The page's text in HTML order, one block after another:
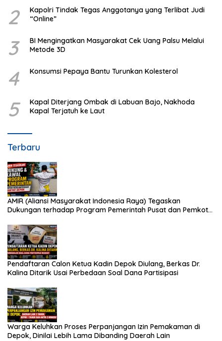
2
Kapolri Tindak Tegas Anggotanya yang Terlibat Judi
“Online”
3
BI Mengingatkan Masyarakat Cek Uang Palsu Melalui
Metode 3D
4 Konsumsi Pepaya Bantu Turunkan Kolesterol
5
Kapal Diterjang Ombak di Labuan Bajo, Nakhoda
Kapal Terjatuh ke Laut
Terbaru
AMIR (Aliansi Masyarakat Indonesia Raya) Tegaskan
Dukungan terhadap Program Pemerintah Pusat dan Pemkot
Pendaftaran Calon Ketua Kadin Depok Diulang, Berkas Dr.
Kalina Ditarik Usai Perbedaan Soal Dana Partisipasi
Warga Keluhkan Proses Perpanjangan Izin Pemakaman di
Depok, Dinilai Lebih Lama Dibanding Daerah Lain